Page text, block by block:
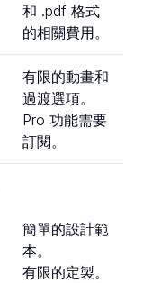
和 .pdf 格式
的相關費用。
有限的動畫和
過渡選項。
Pro 功能需要
訂閱。
簡單的設計範
本。
有限的定製。